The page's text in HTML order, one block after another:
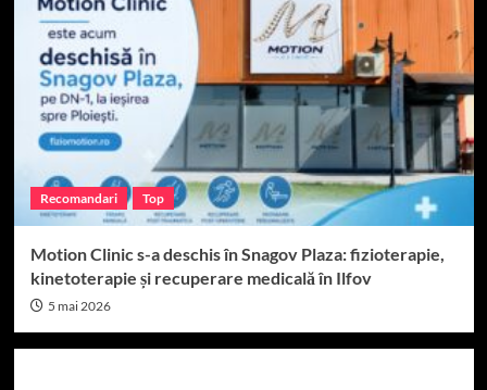
Recomandari Top
Motion Clinic s-a deschis în Snagov Plaza: fizioterapie,
kinetoterapie și recuperare medicală în Ilfov
5 mai 2026